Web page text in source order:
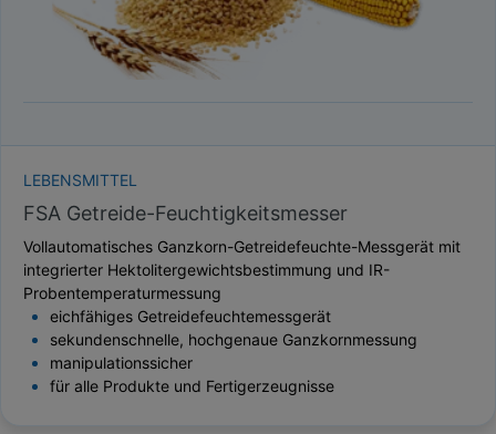
LEBENSMITTEL
FSA Getreide-Feuchtigkeitsmesser
Vollautomatisches Ganzkorn-Getreidefeuchte-Messgerät mit
integrierter Hektolitergewichtsbestimmung und IR-
Probentemperaturmessung
eichfähiges Getreidefeuchtemessgerät
sekundenschnelle, hochgenaue Ganzkornmessung
manipulationssicher
für alle Produkte und Fertigerzeugnisse